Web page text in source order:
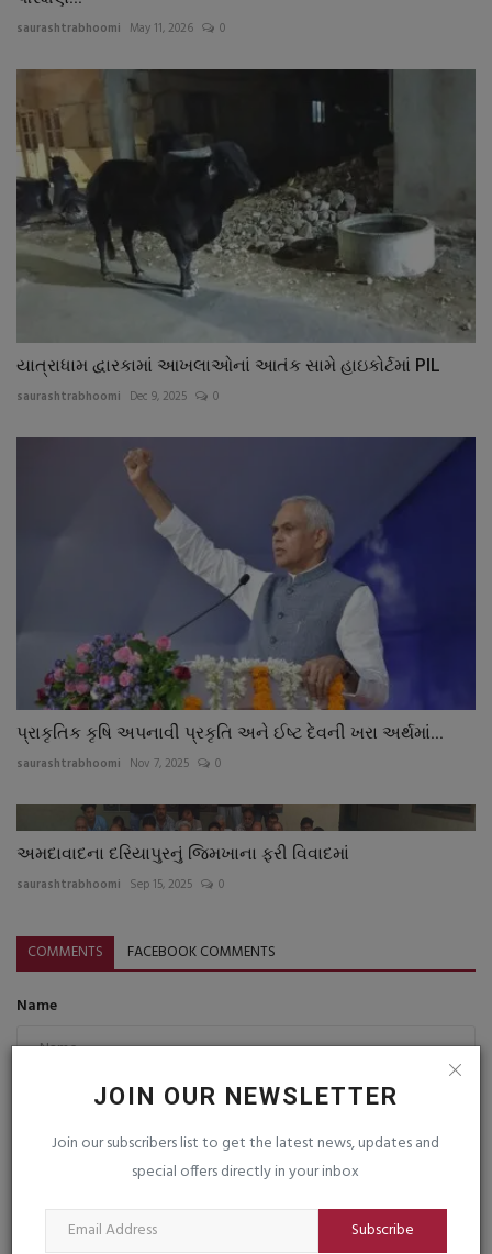
JOIN OUR NEWSLETTER
Join our subscribers list to get the latest news, updates and
special offers directly in your inbox
Subscribe
saurashtrabhoomi May 11, 2026 0
યાત્રાધામ દ્વારકામાં આખલાઓનાં આતંક સામે હાઇકોર્ટમાં PIL
saurashtrabhoomi Dec 9, 2025 0
પ્રાકૃતિક કૃષિ અપનાવી પ્રકૃતિ અને ઈષ્ટ દેવની ખરા અર્થમાં...
saurashtrabhoomi Nov 7, 2025 0
અમદાવાદના દરિયાપુરનું જિમખાના ફરી વિવાદમાં
saurashtrabhoomi Sep 15, 2025 0
COMMENTS FACEBOOK COMMENTS
Name